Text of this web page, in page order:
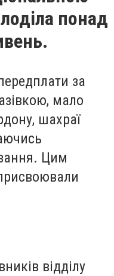
понад
за
мало
шахраї
Цим
відділу